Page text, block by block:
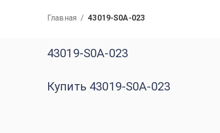
Главная / 43019-S0A-023
43019-S0A-023
Купить 43019-S0A-023